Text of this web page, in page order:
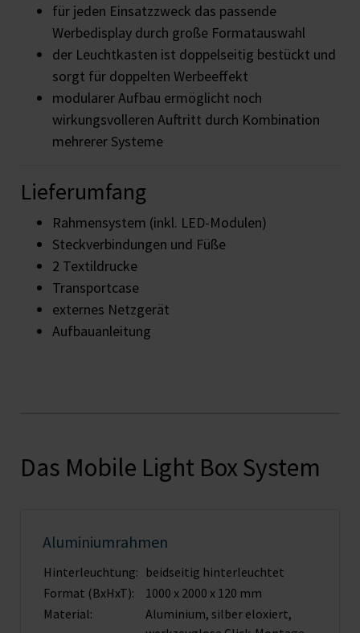
für jeden Einsatzzweck das passende
Werbedisplay durch große Formatauswahl
der Leuchtkasten ist doppelseitig bestückt und
sorgt für doppelten Werbeeffekt
modularer Aufbau ermöglicht noch
wirkungsvolleren Auftritt durch Kombination
mehrerer Systeme
Lieferumfang
Rahmensystem (inkl. LED-Modulen)
Steckverbindungen und Füße
2 Textildrucke
Transportcase
externes Netzgerät
Aufbauanleitung
Das Mobile Light Box System
Aluminiumrahmen
Hinterleuchtung: beidseitig hinterleuchtet
Format (BxHxT):
1000 x 2000 x 120 mm
Material:
Aluminium, silber eloxiert,